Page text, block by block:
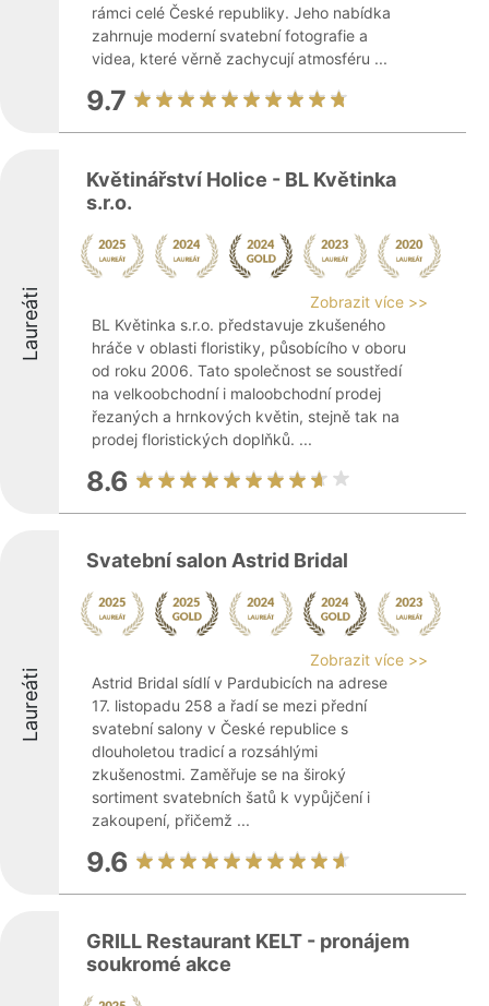
rámci celé České republiky. Jeho nabídka
zahrnuje moderní svatební fotografie a
videa, které věrně zachycují atmosféru ...
9.7
Laureáti
Květinářství Holice - BL Květinka
s.r.o.
Zobrazit více >>
BL Květinka s.r.o. představuje zkušeného
hráče v oblasti floristiky, působícího v oboru
od roku 2006. Tato společnost se soustředí
na velkoobchodní i maloobchodní prodej
řezaných a hrnkových květin, stejně tak na
prodej floristických doplňků. ...
8.6
Laureáti
Svatební salon Astrid Bridal
Zobrazit více >>
Astrid Bridal sídlí v Pardubicích na adrese
17. listopadu 258 a řadí se mezi přední
svatební salony v České republice s
dlouholetou tradicí a rozsáhlými
zkušenostmi. Zaměřuje se na široký
sortiment svatebních šatů k vypůjčení i
zakoupení, přičemž ...
9.6
GRILL Restaurant KELT - pronájem
soukromé akce